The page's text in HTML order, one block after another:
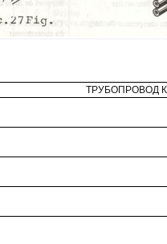
ТРУБОПРОВОД